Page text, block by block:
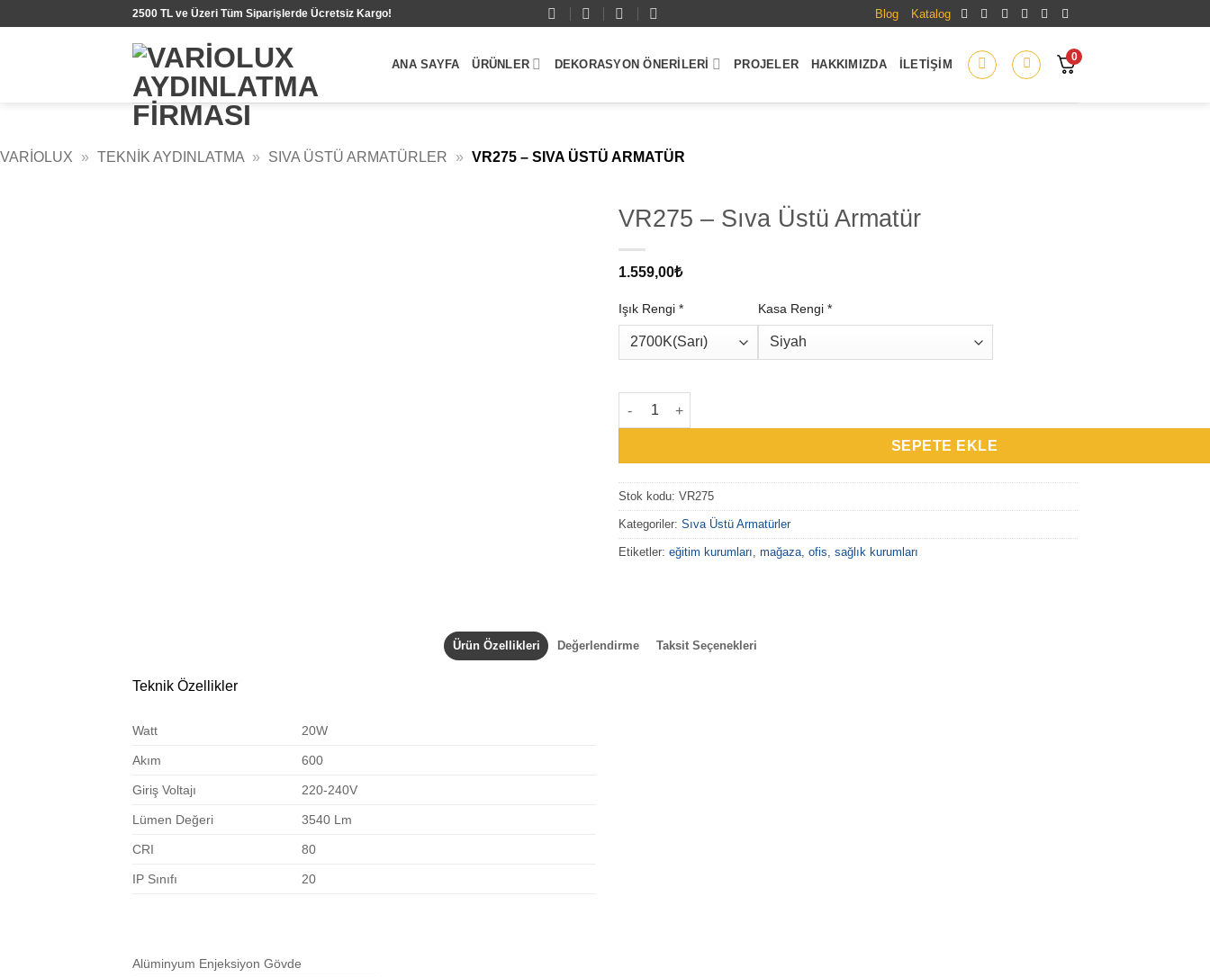
2500 TL ve Üzeri Tüm Siparişlerde Ücretsiz Kargo! Blog Katalog
ANA SAYFA ÜRÜNLER DEKORASYON ÖNERILERI PROJELER HAKKIMIZDA İLETIŞIM
0
VARIOLUX » TEKNIK AYDINLATMA » SIVA ÜSTÜ ARMATÜRLER » VR275 – SIVA ÜSTÜ ARMATÜR
VR275 – Sıva Üstü Armatür
1.559,00₺
Işık Rengi * Kasa Rengi *
VR275 - Sıva Üstü Armatür adet
SEPETE EKLE
Stok kodu: VR275
Kategoriler: Sıva Üstü Armatürler
Etiketler: eğitim kurumları, mağaza, ofis, sağlık kurumları
Ürün Özellikleri Değerlendirme Taksit Seçenekleri
Teknik Özellikler
Watt 20W
Akım 600
Giriş Voltajı 220-240V
Lümen Değeri 3540 Lm
CRI 80
IP Sınıfı 20
Alüminyum Enjeksiyon Gövde